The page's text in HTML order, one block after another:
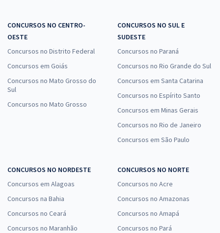
CONCURSOS NO CENTRO-
OESTE
Concursos no Distrito Federal
Concursos em Goiás
Concursos no Mato Grosso do
Sul
Concursos no Mato Grosso
CONCURSOS NO SUL E
SUDESTE
Concursos no Paraná
Concursos no Rio Grande do Sul
Concursos em Santa Catarina
Concursos no Espírito Santo
Concursos em Minas Gerais
Concursos no Rio de Janeiro
Concursos em São Paulo
CONCURSOS NO NORDESTE
Concursos em Alagoas
Concursos na Bahia
Concursos no Ceará
Concursos no Maranhão
CONCURSOS NO NORTE
Concursos no Acre
Concursos no Amazonas
Concursos no Amapá
Concursos no Pará